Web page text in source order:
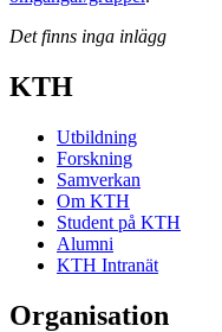
Det finns inga inlägg
KTH
Utbildning
Forskning
Samverkan
Om KTH
Student på KTH
Alumni
KTH Intranät
Organisation